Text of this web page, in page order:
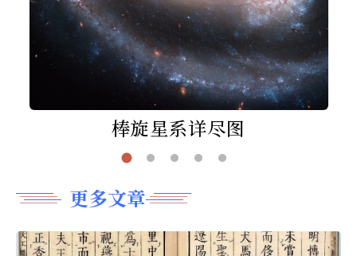
棒旋星系详尽图
更多文章